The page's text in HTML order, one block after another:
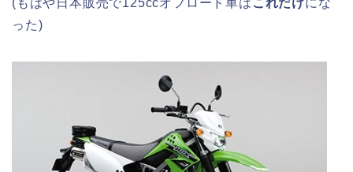
(もはや日本販売で125ccオフロード車は これだけにな
った)